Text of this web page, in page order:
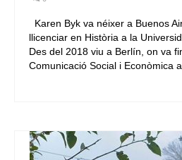
Karen Byk va néixer a Buenos
llicenciar en Història a la
Des del 2018 viu a Berlín, on va
Comunicació Social i Econòmica